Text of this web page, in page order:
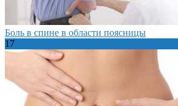
Боль в спине в области поясницы
17